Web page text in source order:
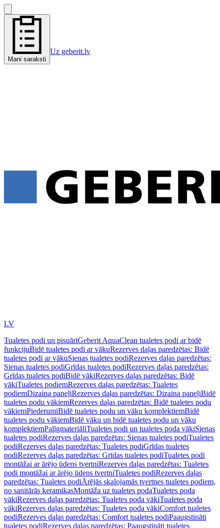
Mani saraksti
Uz geberit.lv
LV
Tualetes podi un pisuāriGeberit AquaClean tualetes podi ar bidē
funkcijuBidē tualetes podi ar vākuRezerves daļas paredzētas: Bidē
tualetes podi ar vākuSienas tualetes podiRezerves daļas paredzētas:
Sienas tualetes podiGrīdas tualetes podiRezerves daļas paredzētas:
Grīdas tualetes podiBidē vākiRezerves daļas paredzētas: Bidē
vākiTualetes podiemRezerves daļas paredzētas: Tualetes
podiemDizaina paneļiRezerves daļas paredzētas: Dizaina paneļiBidē
tualetes podu vākiemRezerves daļas paredzētas: Bidē tualetes podu
vākiemPiederumiBidē tualetes podu un vāku komplektiemBidē
tualetes podu vākiemBidē vāku un bidē tualetes podu un vāku
komplektiemPalīgmateriāliTualetes podi un tualetes poda vākiSienas
tualetes podiRezerves daļas paredzētas: Sienas tualetes podiTualetes
podiRezerves daļas paredzētas: Tualetes podiGrīdas tualetes
podiRezerves daļas paredzētas: Grīdas tualetes podiTualetes podi
montāžai ar ārējo ūdens tvertniRezerves daļas paredzētas: Tualetes
podi montāžai ar ārējo ūdens tvertniTualetes podiRezerves daļas
paredzētas: Tualetes podiĀrējās skalojamās tvertnes tualetes podiem,
no sanitārās keramikasMontāža uz tualetes podaTualetes poda
vākiRezerves daļas paredzētas: Tualetes poda vākiTualetes poda
vākiRezerves daļas paredzētas: Tualetes poda vākiComfort tualetes
podiRezerves daļas paredzētas: Comfort tualetes podiPaaugstināti
tualetes podiRezerves daļas paredzētas: Paaugstināti tualetes